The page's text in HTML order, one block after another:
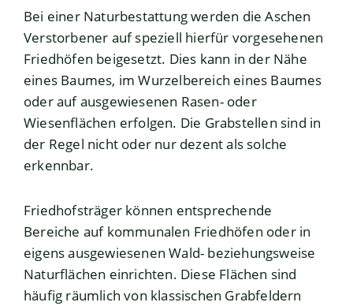
Bei einer Naturbestattung werden die Aschen
Verstorbener auf speziell hierfür vorgesehenen
Friedhöfen beigesetzt. Dies kann in der Nähe
eines Baumes, im Wurzelbereich eines Baumes
oder auf ausgewiesenen Rasen- oder
Wiesenflächen erfolgen. Die Grabstellen sind in
der Regel nicht oder nur dezent als solche
erkennbar.
Friedhofsträger können entsprechende
Bereiche auf kommunalen Friedhöfen oder in
eigens ausgewiesenen Wald- beziehungsweise
Naturflächen einrichten. Diese Flächen sind
häufig räumlich von klassischen Grabfeldern